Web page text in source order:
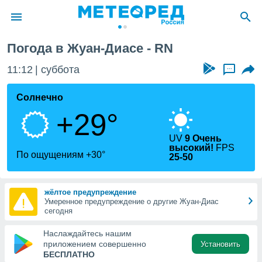
о
Вы можете
к этому
доступ
Погода в Жуан-Диасе - RN
11:12 суббота ...
Солнечно
+29°
По ощущениям +30°
UV9 Очень
высокий! FPS
25-50
жёлтое предупреждение
Умеренное предупреждение о другие Жуан-Диас
сегодня
Наслаждайтесь нашим
приложением совершенно
БЕСПЛАТНО
Установить